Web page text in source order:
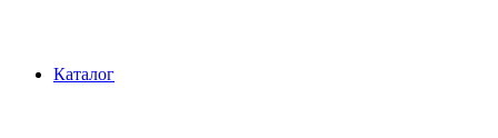
Каталог